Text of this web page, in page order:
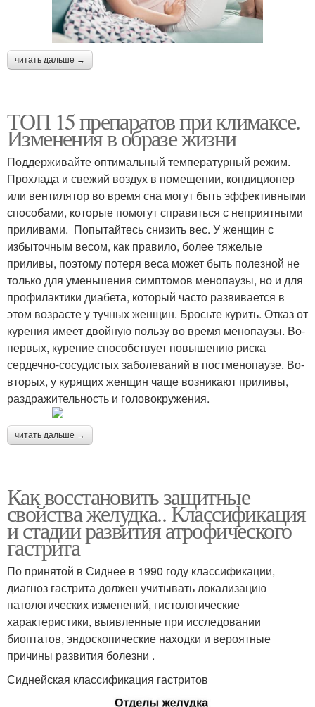
читать дальше →
ТОП 15 препаратов при климаксе.
Изменения в образе жизни
Поддерживайте оптимальный температурный режим.
Прохлада и свежий воздух в помещении, кондиционер
или вентилятор во время сна могут быть эффективными
способами, которые помогут справиться с неприятными
приливами. Попытайтесь снизить вес. У женщин с
избыточным весом, как правило, более тяжелые
приливы, поэтому потеря веса может быть полезной не
только для уменьшения симптомов менопаузы, но и для
профилактики диабета, который часто развивается в
этом возрасте у тучных женщин. Бросьте курить. Отказ от
курения имеет двойную пользу во время менопаузы. Во-
первых, курение способствует повышению риска
сердечно-сосудистых заболеваний в постменопаузе. Во-
вторых, у курящих женщин чаще возникают приливы,
раздражительность и головокружения.
читать дальше →
Как восстановить защитные
свойства желудка.. Классификация
и стадии развития атрофического
гастрита
По принятой в Сиднее в 1990 году классификации,
диагноз гастрита должен учитывать локализацию
патологических изменений, гистологические
характеристики, выявленные при исследовании
биоптатов, эндоскопические находки и вероятные
причины развития болезни .
Сиднейская классификация гастритов